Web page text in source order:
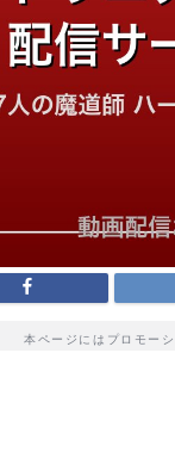
本ページにはプロモー